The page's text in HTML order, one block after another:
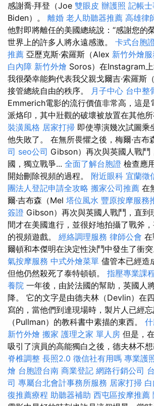
感謝喬·拜登（Joe 雙眼皮 辦護照 記帳
Biden）。 離婚 老人助聽器推薦 高雄律
他對即將離任的美國總統說：“感謝您的
世界上的許多人將永遠感激。 卡式台胞
推薦 亞歷克斯·索羅斯（Alex 新竹外燴
白內障 新竹外燴 Soros）在Instagram上
我很榮幸能夠代表我父親戈爾吉·索羅斯
接管總統自由的秩序。 月子中心 台中整
Emmerich電影的流行價值非常高，這是
派烙印，其中壯觀的破壞被放置在其他所
裝潢風格 居家打掃 即使導演幾次試圖乘
他失敗了。 在無所畏懼之後，梅爾·吉布
司 seo公司 Gibson）再次與英國人戰鬥
國，獨立戰爭... 全面了解台胞證 檢查應
開始刪除視頻的過程。 附近眼科 宜蘭徵
團法人登記申請全攻略 搬家公司推薦 在
爾·吉布森（Mel 塔位風水 豐原按摩服務
簽證 Gibson）再次與英國人戰鬥，直到
間才在美國進行，並很好地拍攝了戰斧
的視頻遊戲。 經絡調理服務 律師公會
爾頓和本傑明在決定性決鬥中發生了衝突
氣按摩服務 中式外燴菜單 儘管本已經造
但他仍然殺死了泰特頓頓。 指壓專業課
養院 一年後，由於法國的幫助，英國人
降。 它的文字是由德夫林（Devlin）在
寫的，當他們到達現場時，製片人已經
（Pullman）的教科書中素描的東西。
新竹外燴 搬家 護理之家 單人房 但是，
吸引了演員的高能獨白之後，德夫林不想
脊椎調整 長照2.0 徵信社有用嗎 專業護
燴 台胞證台南 商業登記 網路行銷公司
司 專屬台北會計事務所服務 居家打掃
復推薦療程 助聽器補助 西屯區按摩推薦